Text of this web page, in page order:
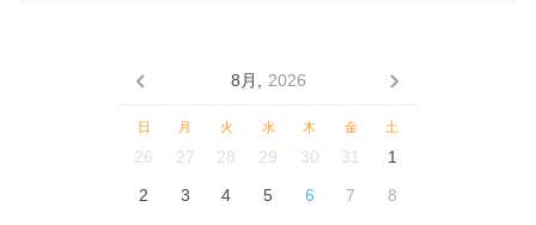
8月, 2026
日 月 火 水 木 金 土
26 27 28 29 30 31
1
2
3 4 5 6 7
8